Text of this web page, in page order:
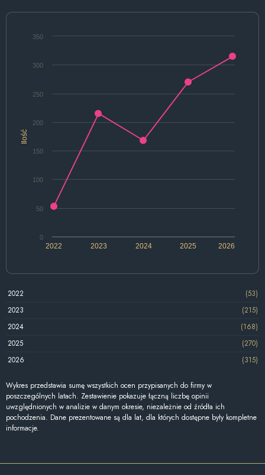
Ilość
2022 2024 2026
2023 2025
0
50
100
150
200
250
300
350
2022
(53)
2023
(215)
2024
(168)
2025
(270)
2026
(315)
Wykres przedstawia sumę wszystkich ocen przypisanych do firmy w
poszczególnych latach. Zestawienie pokazuje łączną liczbę opinii
uwzględnionych w analizie w danym okresie, niezależnie od źródła ich
pochodzenia. Dane prezentowane są dla lat, dla których dostępne były kompletne
informacje.